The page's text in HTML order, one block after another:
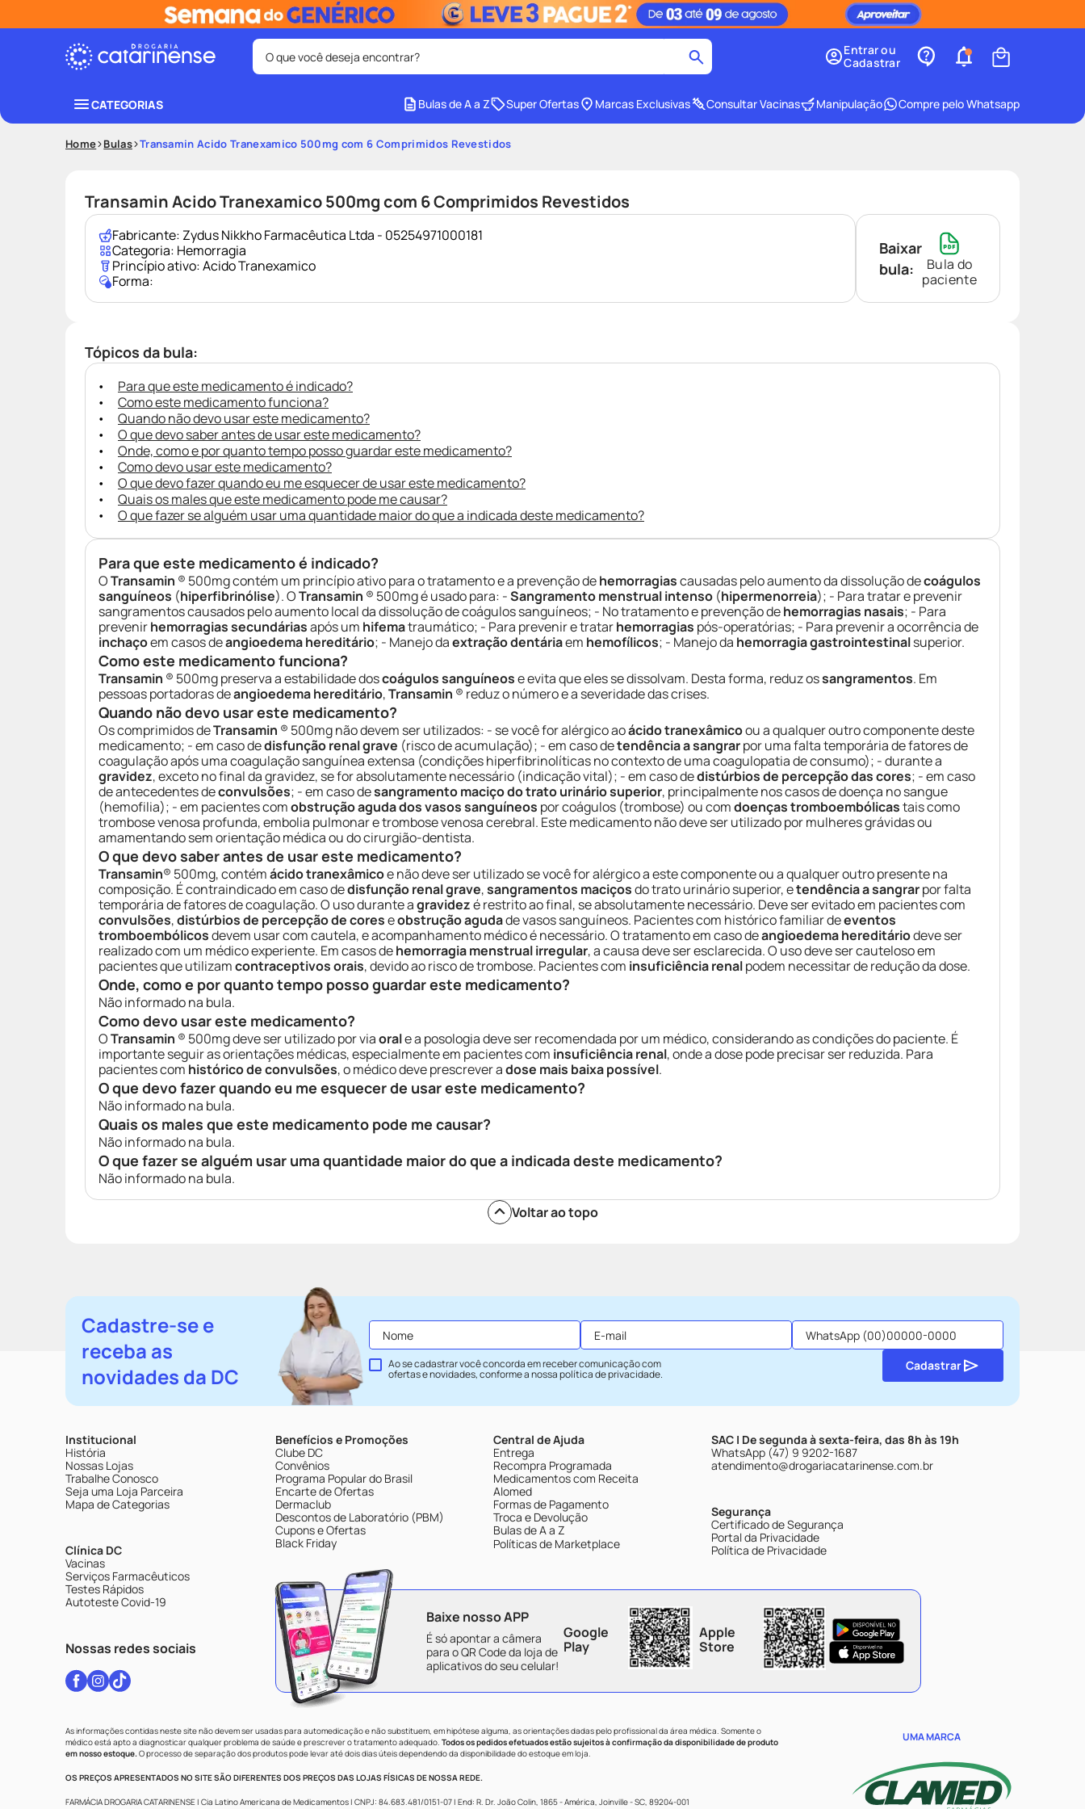
O que você deseja encontrar?
3º protetor solar facial 4º
7º ozivy 8º protetor solar
Entrar ou
Cadastrar
CATEGORIAS Bulas de A a Z Super Ofertas Marcas Exclusivas Consultar Vacinas Manipulação Compre pelo Whatsapp
Home Bulas Transamin Acido Tranexamico 500mg com 6 Comprimidos Revestidos
Transamin Acido Tranexamico 500mg com 6 Comprimidos Revestidos
Fabricante: Zydus Nikkho Farmacêutica Ltda - 05254971000181
Categoria: Hemorragia
Princípio ativo:Acido Tranexamico
Forma:
Baixar
bula:
Bula do
paciente
Tópicos da bula:
Para que este medicamento é indicado?
Como este medicamento funciona?
Quando não devo usar este medicamento?
O que devo saber antes de usar este medicamento?
Onde, como e por quanto tempo posso guardar este medicamento?
Como devo usar este medicamento?
O que devo fazer quando eu me esquecer de usar este medicamento?
Quais os males que este medicamento pode me causar?
O que fazer se alguém usar uma quantidade maior do que a indicada deste medicamento?
Para que este medicamento é indicado?
OTransamin ® 500mg contém um princípio ativo para o tratamento e a prevenção dehemorragiascausadas pelo aumento da dissolução decoágulos
sanguíneos (hiperfibrinólise). OTransamin ® 500mg é usado para: -Sangramento menstrual intenso (hipermenorreia); - Para tratar e prevenir
sangramentos causados pelo aumento local da dissolução de coágulos sanguíneos; - No tratamento e prevenção dehemorragias nasais; - Para
prevenirhemorragias secundáriasapós um hifematraumático; - Para prevenir e tratarhemorragias pós-operatórias; - Para prevenir a ocorrência de
inchaçoem casos deangioedema hereditário; - Manejo daextração dentáriaem hemofílicos; - Manejo da hemorragia gastrointestinalsuperior.
Como este medicamento funciona?
Transamin ® 500mg preserva a estabilidade doscoágulos sanguíneose evita que eles se dissolvam. Desta forma, reduz ossangramentos. Em
pessoas portadoras deangioedema hereditário,Transamin ® reduz o número e a severidade das crises.
Quando não devo usar este medicamento?
Os comprimidos deTransamin ® 500mg não devem ser utilizados: - se você for alérgico aoácido tranexâmicoou a qualquer outro componente deste
medicamento; - em caso dedisfunção renal grave (risco de acumulação); - em caso detendência a sangrarpor uma falta temporária de fatores de
coagulação após uma coagulação sanguínea extensa (condições hiperfibrinolíticas no contexto de uma coagulopatia de consumo); - durante a
gravidez, exceto no final da gravidez, se for absolutamente necessário (indicação vital); - em caso dedistúrbios de percepção das cores; - em caso
de antecedentes deconvulsões; - em caso desangramento maciço do trato urinário superior, principalmente nos casos de doença no sangue
(hemofilia); - em pacientes comobstrução aguda dos vasos sanguíneos por coágulos (trombose) ou comdoenças tromboembólicastais como
trombose venosa profunda, embolia pulmonar e trombose venosa cerebral. Este medicamento não deve ser utilizado por mulheres grávidas ou
amamentando sem orientação médica ou do cirurgião-dentista.
O que devo saber antes de usar este medicamento?
Transamin® 500mg, contémácido tranexâmicoe não deve ser utilizado se você for alérgico a este componente ou a qualquer outro presente na
composição. É contraindicado em caso dedisfunção renal grave,sangramentos maciçosdo trato urinário superior, etendência a sangrarpor falta
temporária de fatores de coagulação. O uso durante agravidezé restrito ao final, se absolutamente necessário. Deve ser evitado em pacientes com
convulsões,distúrbios de percepção de coreseobstrução agudade vasos sanguíneos. Pacientes com histórico familiar deeventos
tromboembólicosdevem usar com cautela, e acompanhamento médico é necessário. O tratamento em caso deangioedema hereditáriodeve ser
realizado com um médico experiente. Em casos dehemorragia menstrual irregular, a causa deve ser esclarecida. O uso deve ser cauteloso em
pacientes que utilizamcontraceptivos orais, devido ao risco de trombose. Pacientes com insuficiência renalpodem necessitar de redução da dose.
Onde, como e por quanto tempo posso guardar este medicamento?
Não informado na bula.
Como devo usar este medicamento?
OTransamin ® 500mg deve ser utilizado por viaorale a posologia deve ser recomendada por um médico, considerando as condições do paciente. É
importante seguir as orientações médicas, especialmente em pacientes com insuficiência renal, onde a dose pode precisar ser reduzida. Para
pacientes com histórico de convulsões, o médico deve prescrever adose mais baixa possível.
O que devo fazer quando eu me esquecer de usar este medicamento?
Não informado na bula.
Quais os males que este medicamento pode me causar?
Não informado na bula.
O que fazer se alguém usar uma quantidade maior do que a indicada deste medicamento?
Não informado na bula.
Voltar ao topo
Cadastre-se e
receba as
novidades da DC
Ao se cadastrar você concorda em receber comunicação com
ofertas e novidades, conforme a nossapolítica de privacidade.
Cadastrar
Institucional
História
Nossas Lojas
Trabalhe Conosco
Seja uma Loja Parceira
Mapa de Categorias
Clínica DC
Vacinas
Serviços Farmacêuticos
Testes Rápidos
Autoteste Covid-19
Nossas redes sociais
Benefícios e Promoções
Clube DC
Convênios
Programa Popular do Brasil
Encarte de Ofertas
Dermaclub
Descontos de Laboratório (PBM)
Cupons e Ofertas
Black Friday
Central de Ajuda
Entrega
Recompra Programada
Medicamentos com Receita
Alomed
Formas de Pagamento
Troca e Devolução
Bulas de A a Z
Políticas de Marketplace
SAC | De segunda à sexta-feira, das 8h às 19h
WhatsApp (47) 9 9202-1687
atendimento@drogariacatarinense.com.br
Segurança
Certificado de Segurança
Portal da Privacidade
Política de Privacidade
Baixe nosso APP
É só apontar a câmera
para o QR Code da loja de
aplicativos do seu celular!
Google
Play
Apple
Store
As informações contidas neste site não devem ser usadas para automedicação e não substituem, em hipótese alguma, as orientações dadas pelo profissional da área médica. Somente o
médico está apto a diagnosticar qualquer problema de saúde e prescrever o tratamento adequado. Todos os pedidos efetuados estão sujeitos à confirmação da disponibilidade de produto
em nosso estoque.O processo de separação dos produtos pode levar até dois dias úteis dependendo da disponibilidade do estoque em loja.
OS PREÇOS APRESENTADOS NO SITE SÃO DIFERENTES DOS PREÇOS DAS LOJAS FÍSICAS DE NOSSA REDE.
FARMÁCIA DROGARIA CATARINENSE | Cia Latino Americana de Medicamentos | CNPJ: 84.683.481/0151-07 | End: R. Dr. João Colin, 1865 - América, Joinville - SC, 89204-001
UMA MARCA